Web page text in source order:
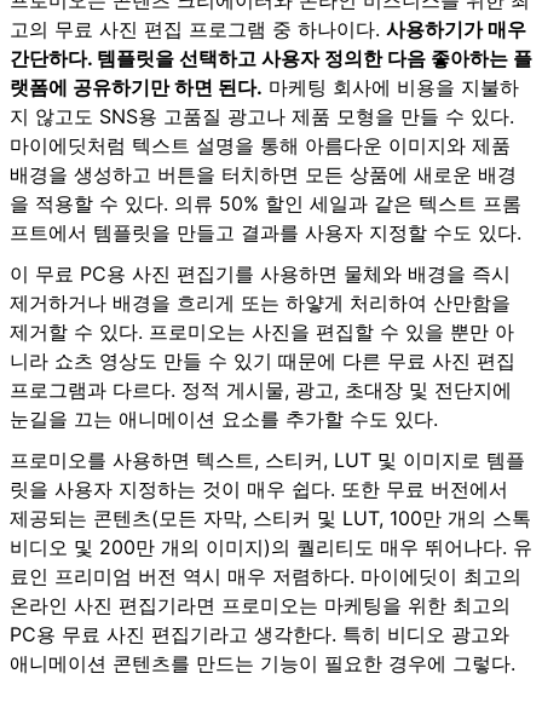
고의 무료 사진 편집 프로그램 중 하나이다. 사용하기가 매우
간단하다. 템플릿을 선택하고 사용자 정의한 다음 좋아하는 플
랫폼에 공유하기만 하면 된다. 마케팅 회사에 비용을 지불하
지 않고도 SNS용 고품질 광고나 제품 모형을 만들 수 있다.
마이에딧처럼 텍스트 설명을 통해 아름다운 이미지와 제품
배경을 생성하고 버튼을 터치하면 모든 상품에 새로운 배경
을 적용할 수 있다. 의류 50% 할인 세일과 같은 텍스트 프롬
프트에서 템플릿을 만들고 결과를 사용자 지정할 수도 있다.
이 무료 PC용 사진 편집기를 사용하면 물체와 배경을 즉시
제거하거나 배경을 흐리게 또는 하얗게 처리하여 산만함을
제거할 수 있다. 프로미오는 사진을 편집할 수 있을 뿐만 아
니라 쇼츠 영상도 만들 수 있기 때문에 다른 무료 사진 편집
프로그램과 다르다. 정적 게시물, 광고, 초대장 및 전단지에
눈길을 끄는 애니메이션 요소를 추가할 수도 있다.
프로미오를 사용하면 텍스트, 스티커, LUT 및 이미지로 템플
릿을 사용자 지정하는 것이 매우 쉽다. 또한 무료 버전에서
제공되는 콘텐츠(모든 자막, 스티커 및 LUT, 100만 개의 스톡
비디오 및 200만 개의 이미지)의 퀄리티도 매우 뛰어나다. 유
료인 프리미엄 버전 역시 매우 저렴하다. 마이에딧이 최고의
온라인 사진 편집기라면 프로미오는 마케팅을 위한 최고의
PC용 무료 사진 편집기라고 생각한다. 특히 비디오 광고와
애니메이션 콘텐츠를 만드는 기능이 필요한 경우에 그렇다.